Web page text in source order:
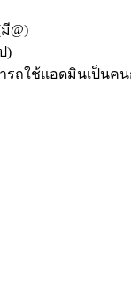
@)
)
ถใช้แอดมินเป็นค